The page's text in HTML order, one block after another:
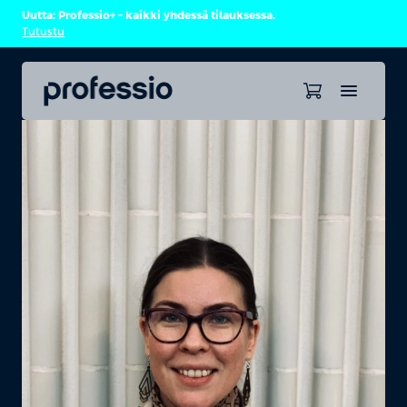
Uutta: Professio+ – kaikki yhdessä tilauksessa.
Tutustu